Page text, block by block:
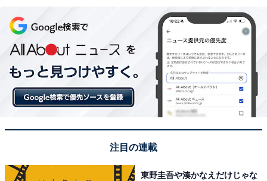
界遺産を含む数多くの寺社仏閣や歴史的建造物が残る、
日本の文化と歴史の中心地です。都市機能が充実してい
る一方で、鴨川や嵐山など、四季折々の美しい自然景観
も身近に。地下鉄やバス網が発達し、生活利便性も高い
です。伝統とモダンが融合した独自の文化があり、落ち
着いた雰囲気の中で質の高い生活を送れることが支持を
集めています。
ど『京都らしさ』が身近で、趣味・散歩・文化活動を楽
注目の連載
東野圭吾や湊かなえだけじゃな